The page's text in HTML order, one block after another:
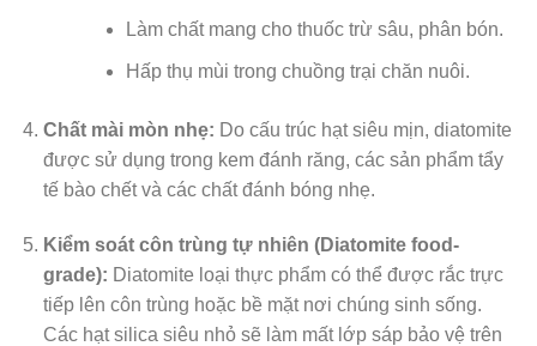
Làm chất mang cho thuốc trừ sâu, phân bón.
Hấp thụ mùi trong chuồng trại chăn nuôi.
Chất mài mòn nhẹ: Do cấu trúc hạt siêu mịn, diatomite
được sử dụng trong kem đánh răng, các sản phẩm tẩy
tế bào chết và các chất đánh bóng nhẹ.
Kiểm soát côn trùng tự nhiên (Diatomite food-
grade): Diatomite loại thực phẩm có thể được rắc trực
tiếp lên côn trùng hoặc bề mặt nơi chúng sinh sống.
Các hạt silica siêu nhỏ sẽ làm mất lớp sáp bảo vệ trên